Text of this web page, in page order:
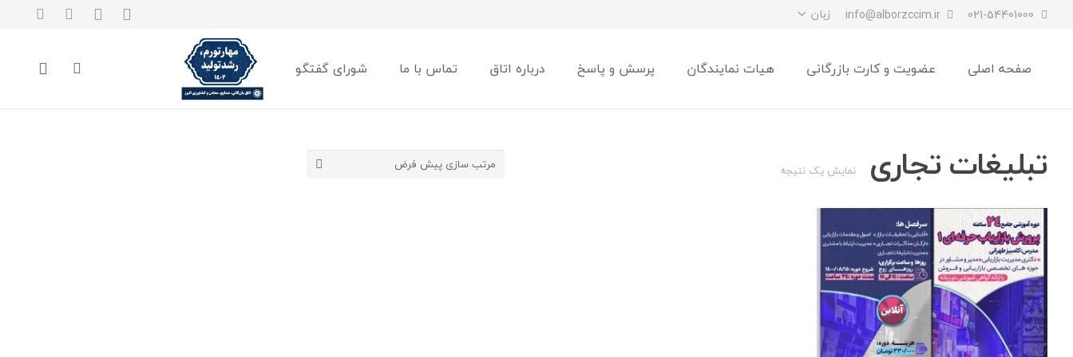
021-54401000
info@alborzccim.ir زبان
صفحه اصلی عضویت و کارت بازرگانی هیات نمایندگان پرسش و پاسخ درباره اتاق تماس با ما شورای گفتگو
تبلیغات تجاری نمایش یک نتیجه